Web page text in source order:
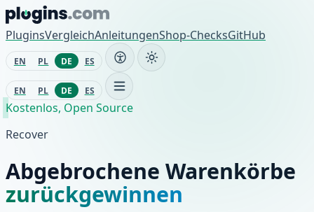
Zum Inhalt springen
PluginsVergleichAnleitungenShop-ChecksGitHub
EN PL DE ES
EN PL DE ES
Kostenlos, Open Source
Recover
Abgebrochene Warenkörbe
zurückgewinnen